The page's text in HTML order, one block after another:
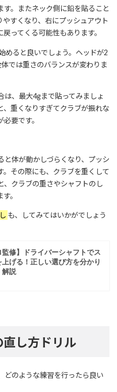
。またネック側に鉛を貼ること
すくなり、右にプッシュアウト
ってくる可能性もあります。
めると良いでしょう。ヘッドが2
では重さのバランスが変わりま
は、最大4gまで貼ってみましょ
、重くなりすぎてクラブが振れな
要です。
と体が動かしづらくなり、プッシ
。その際にも、クラブを重くして
、クラブの重さやシャフトのし
。
も、してみてはいかがでしょう
し方ドリル
どのような練習を行ったら良い